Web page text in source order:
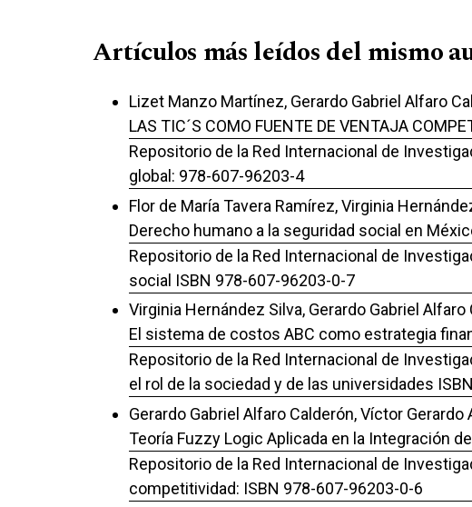
Artículos más leídos del mismo
Lizet Manzo Martínez, Gerardo Gabriel Alfaro
LAS TIC´S COMO FUENTE DE VENTAJA
Repositorio de la Red Internacional de
global: 978-607-96203-4
Flor de María Tavera Ramírez, Virginia
Derecho humano a la seguridad social en
Repositorio de la Red Internacional de
social ISBN 978-607-96203-0-7
Virginia Hernández Silva, Gerardo Gabriel
El sistema de costos ABC como estrategia
Repositorio de la Red Internacional de
el rol de la sociedad y de las universidades
Gerardo Gabriel Alfaro Calderón, Víctor
Teoría Fuzzy Logic Aplicada en la Integración
Repositorio de la Red Internacional de
competitividad: ISBN 978-607-96203-0-6